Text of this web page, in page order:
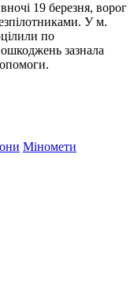
19 березня, ворог
У м.
по
зазнала
Міномети